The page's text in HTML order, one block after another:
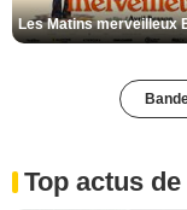
Top actus